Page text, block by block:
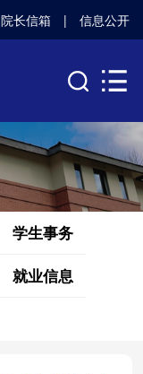
院长信箱 | 信息公开
学生事务
就业信息